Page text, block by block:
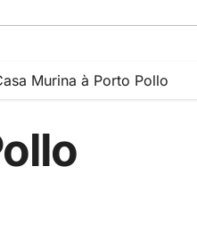
Murina à Porto Pollo